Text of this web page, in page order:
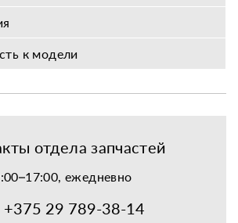
к модели
отдела запчастей
ежедневно
+375 29 789-38-14